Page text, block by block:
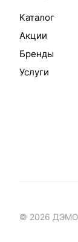
Каталог
Акции
Бренды
Услуги
© 2026 ДЭМО